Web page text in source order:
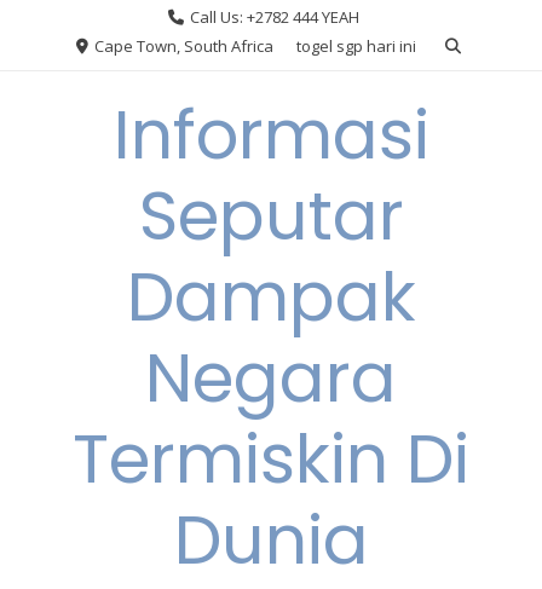
Call Us: +2782 444 YEAH
Cape Town, South Africa
togel sgp hari ini
Informasi
Seputar
Dampak
Negara
Termiskin Di
Dunia